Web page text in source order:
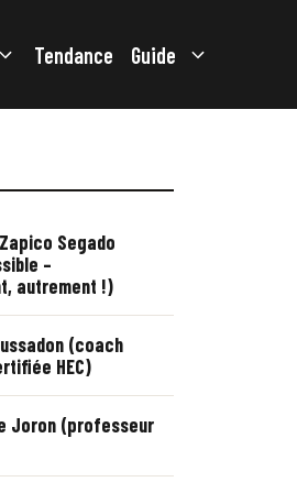
Tendance Guide
Segado
–
autrement !)
(coach
HEC)
Joron (professeur